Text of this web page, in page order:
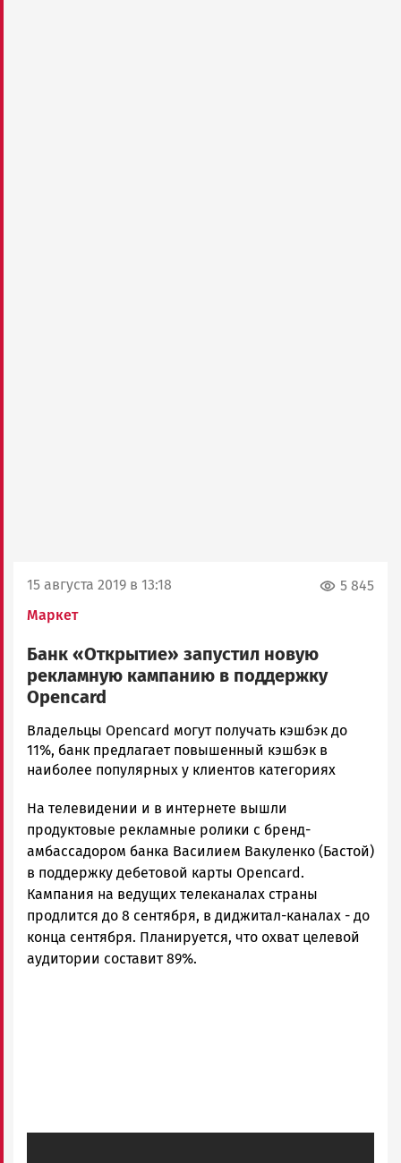
15 августа 2019 в 13:18
Маркет
5 845
Банк «Открытие» запустил новую
рекламную кампанию в поддержку
Opencard
Ольга
Гаврилова
Новости
и
Карелии
|
Петрозаводск
ГОВОРИТ
Владельцы Opencard могут получать кэшбэк до
11%, банк предлагает повышенный кэшбэк в
наиболее популярных у клиентов категориях
На телевидении и в интернете вышли
продуктовые рекламные ролики с бренд-
амбассадором банка Василием Вакуленко (Бастой)
в поддержку дебетовой карты Opencard.
Кампания на ведущих телеканалах страны
продлится до 8 сентября, в диджитал-каналах - до
конца сентября. Планируется, что охват целевой
аудитории составит 89%.